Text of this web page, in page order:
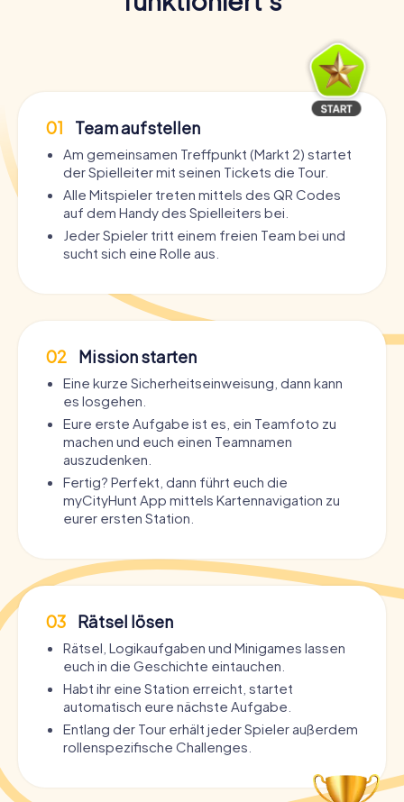
01 Team aufstellen
Am gemeinsamen Treffpunkt (Markt 2) startet
der Spielleiter mit seinen Tickets die Tour.
Alle Mitspieler treten mittels des QR Codes
auf dem Handy des Spielleiters bei.
Jeder Spieler tritt einem freien Team bei und
sucht sich eine Rolle aus.
02 Mission starten
Eine kurze Sicherheitseinweisung, dann kann
es losgehen.
Eure erste Aufgabe ist es, ein Teamfoto zu
machen und euch einen Teamnamen
auszudenken.
Fertig? Perfekt, dann führt euch die
myCityHunt App mittels Kartennavigation zu
eurer ersten Station.
03 Rätsel lösen
Rätsel, Logikaufgaben und Minigames lassen
euch in die Geschichte eintauchen.
Habt ihr eine Station erreicht, startet
automatisch eure nächste Aufgabe.
Entlang der Tour erhält jeder Spieler außerdem
rollenspezifische Challenges.